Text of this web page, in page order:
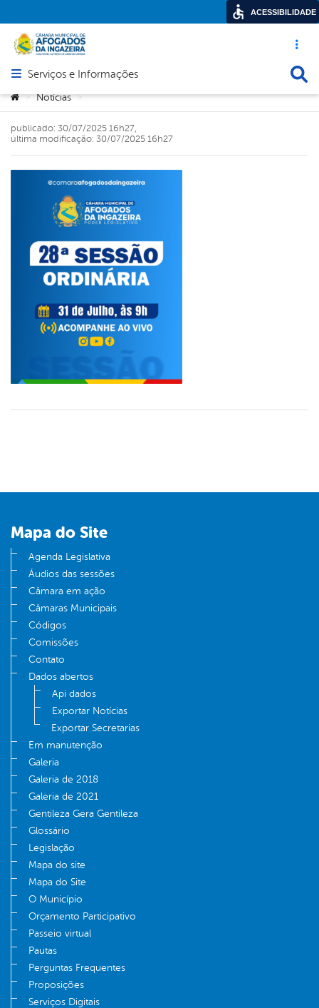
Acesso
Abrir menu principal de navegação
Serviços e Informações
Você está aqui:
> Notícias >
publicado: 30/07/2025 16h27,
última modificação: 30/07/2025 16h27
Mapa do Site
Agenda Legislativa
Áudios das sessões
Câmara em ação
Câmaras Municipais
Códigos
Comissões
Contato
Dados abertos
Api dados
Exportar Notícias
Exportar Secretarias
Em manutenção
Galeria
Galeria de 2018
Galeria de 2021
Gentileza Gera Gentileza
Glossário
Legislação
Mapa do site
Mapa do Site
O Município
Orçamento Participativo
Passeio virtual
Pautas
Perguntas Frequentes
Proposições
Serviços Digitais
ACESSIBILIDADE